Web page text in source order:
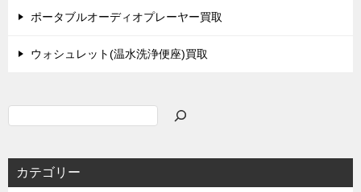
ポータブルオーディオプレーヤー買取
ウォシュレット(温水洗浄便座)買取
カテゴリー